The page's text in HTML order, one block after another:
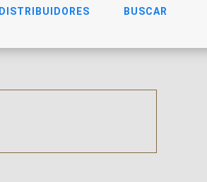
DISTRIBUIDORES BUSCAR